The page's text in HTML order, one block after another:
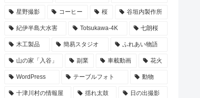
星野撮影 コーヒー 桜 谷垣内製作所
紀伊半島大水害 Totsukawa-4K 七朗桜
木工製品 簡易スタジオ ふれあい物語
山の家「入谷」 副業 車載動画 花火
WordPress テーブルフォト 動物
十津川村の情報屋 揺れ太鼓 日の出撮影